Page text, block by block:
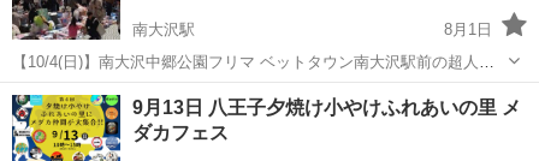
南大沢駅
8月1日
【10/4(日)】南大沢中郷公園フリマ ベットタウン南大沢駅前の超人気
会場・南大沢中郷公園でのフリマ。 八王子市内のみならず多摩界隈で
はかなり知られた、とにかくすごい賑わいなフリマ会場です。フリマ
ビギナー出店もか...
東京 八王子市 南大沢駅 フリーマーケット 会場
9月13日 八王子夕焼け小やけふれあいの里 メ
ダカフェス